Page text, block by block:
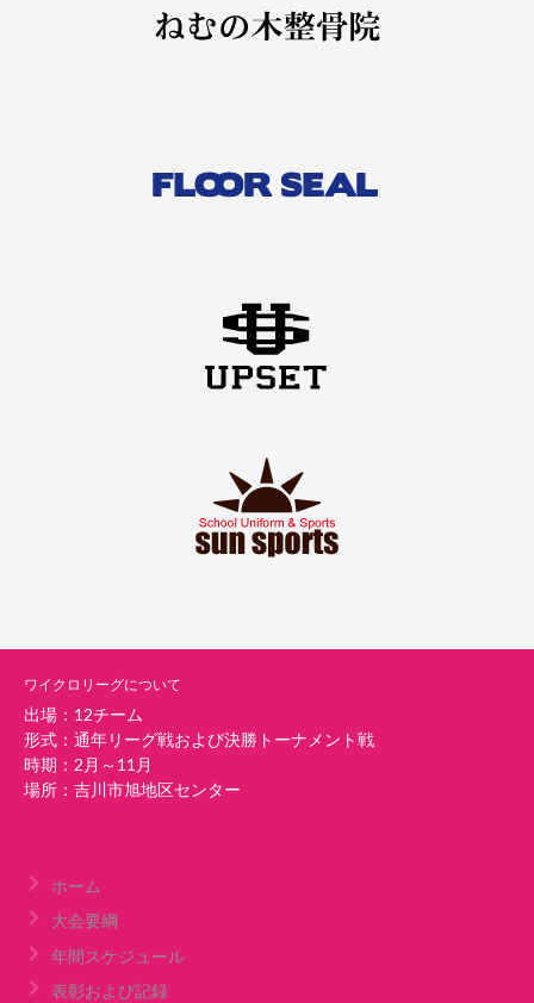
ワイクロリーグについて
出場：12チーム
形式：通年リーグ戦および決勝トーナメント戦
時期：2月～11月
場所：吉川市旭地区センター
ホーム
大会要綱
年間スケジュール
表彰および記録